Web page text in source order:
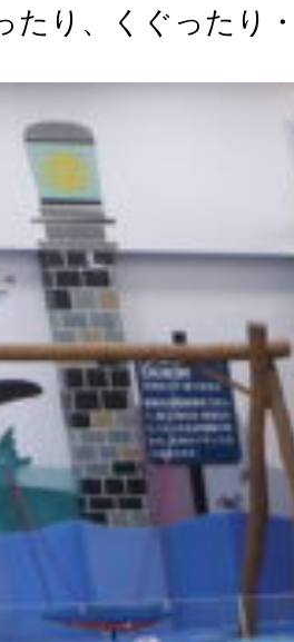
たり、くぐったり